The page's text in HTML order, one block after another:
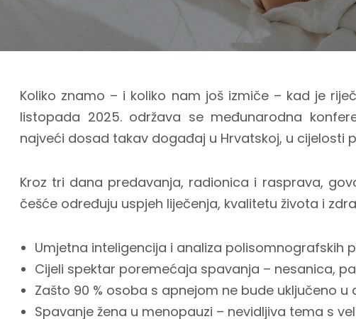
Koliko znamo – i koliko nam još izmiče – kad je
listopada 2025. održava se međunarodna
najveći dosad takav događaj u Hrvatskoj, u cijelosti
Kroz tri dana predavanja, radionica i rasprava,
češće određuju uspjeh liječenja, kvalitetu života i
Umjetna inteligencija i analiza polisomnografskih
Cijeli spektar poremećaja spavanja – nesanica,
Zašto 90 % osoba s apnejom ne bude uključeno u
Spavanje žena u menopauzi – nevidljiva tema s